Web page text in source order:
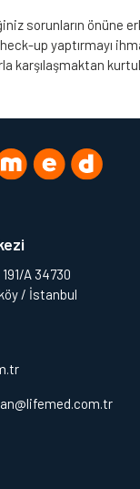
sorunların önüne
up yaptırmayı
karşılaşmaktan
A 34730
/ İstanbul